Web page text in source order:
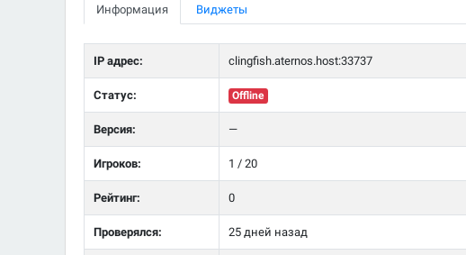
Информация Виджеты
IP адрес: clingfish.aternos.host:33737
Статус: Offline
Версия: —
Игроков: 1 / 20
Рейтинг: 0
Проверялся: 25 дней назад